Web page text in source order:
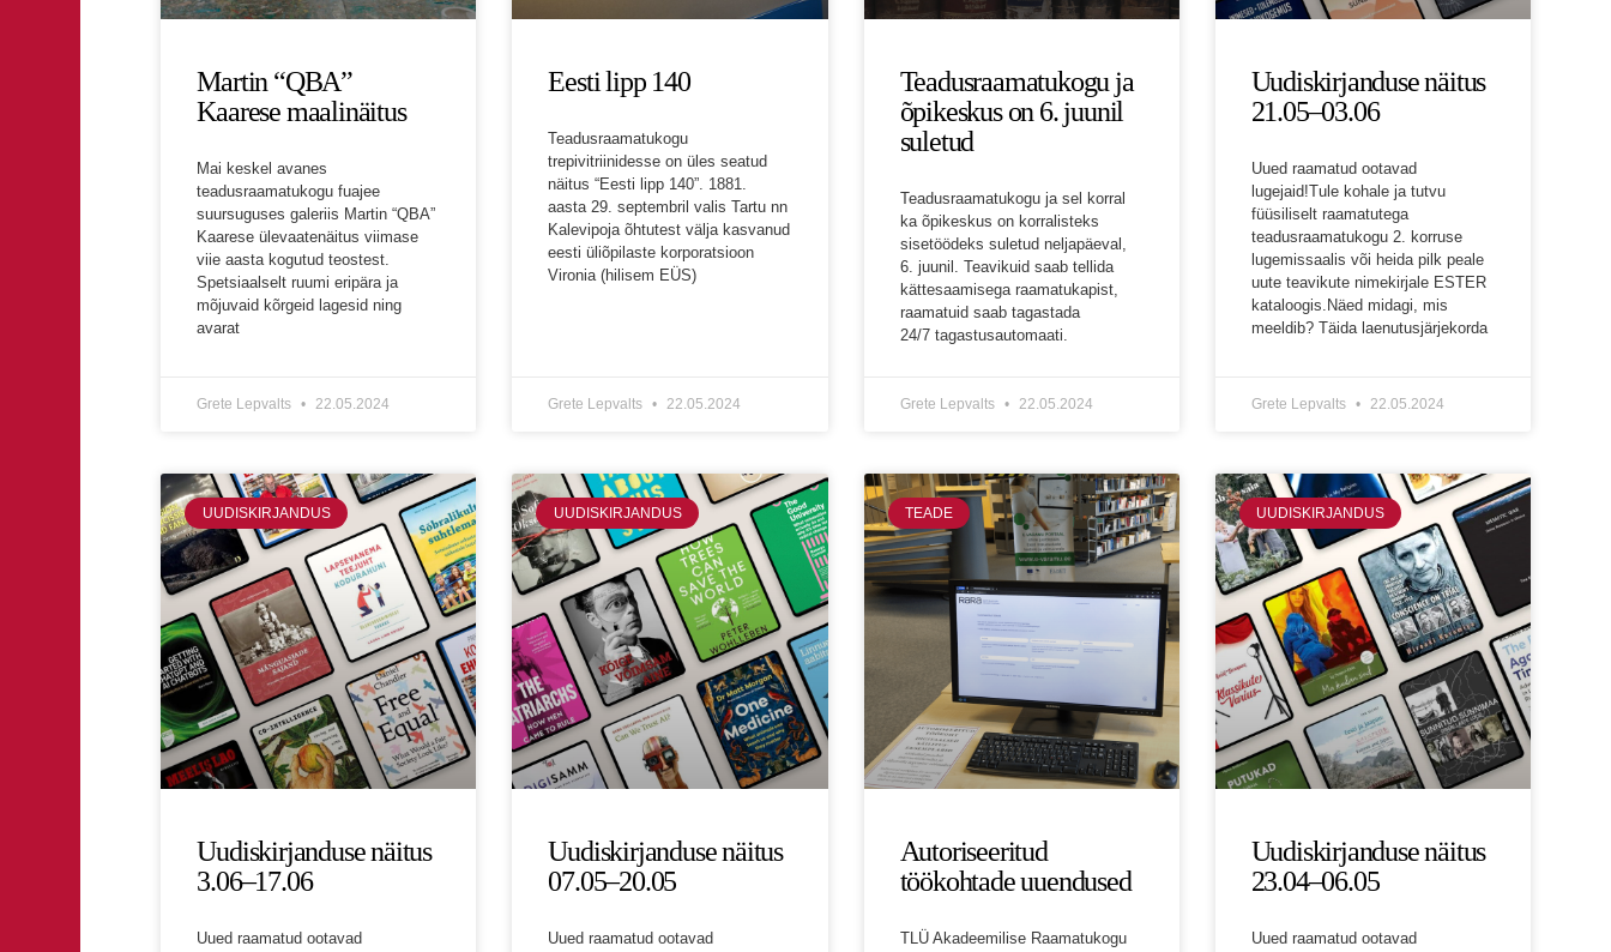
Martin “QBA”
Kaarese maalinäitus
Mai keskel avanes
teadusraamatukogu fuajee
suursuguses galeriis Martin “QBA”
Kaarese ülevaatenäitus viimase
viie aasta kogutud teostest.
Spetsiaalselt ruumi eripära ja
mõjuvaid kõrgeid lagesid ning
avarat
Grete Lepvalts 22.05.2024
Eesti lipp 140
Teadusraamatukogu
trepivitriinidesse on üles seatud
näitus “Eesti lipp 140”. 1881.
aasta 29. septembril valis Tartu nn
Kalevipoja õhtutest välja kasvanud
eesti üliõpilaste korporatsioon
Vironia (hilisem EÜS)
Grete Lepvalts 22.05.2024
Teadusraamatukogu ja
õpikeskus on 6. juunil
suletud
Teadusraamatukogu ja sel korral
ka õpikeskus on korralisteks
sisetöödeks suletud neljapäeval,
6. juunil. Teavikuid saab tellida
kättesaamisega raamatukapist,
raamatuid saab tagastada
24/7 tagastusautomaati.
Grete Lepvalts 22.05.2024
Uudiskirjanduse näitus
21.05–03.06
Uued raamatud ootavad
lugejaid!Tule kohale ja tutvu
füüsiliselt raamatutega
teadusraamatukogu 2. korruse
lugemissaalis või heida pilk peale
uute teavikute nimekirjale ESTER
kataloogis.Näed midagi, mis
meeldib? Täida laenutusjärjekorda
Grete Lepvalts 22.05.2024
UUDISKIRJANDUS
Uudiskirjanduse näitus
3.06–17.06
Uued raamatud ootavad
UUDISKIRJANDUS
Uudiskirjanduse näitus
07.05–20.05
Uued raamatud ootavad
TEADE
Autoriseeritud
töökohtade uuendused
TLÜ Akadeemilise Raamatukogu
UUDISKIRJANDUS
Uudiskirjanduse näitus
23.04–06.05
Uued raamatud ootavad